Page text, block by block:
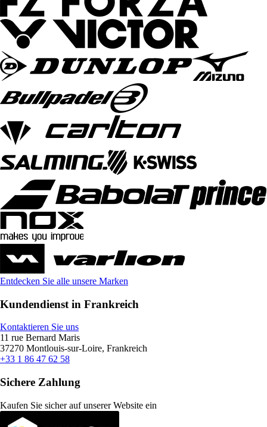
Entdecken Sie alle unsere Marken
Kundendienst in Frankreich
Kontaktieren Sie uns
11 rue Bernard Maris
37270 Montlouis-sur-Loire, Frankreich
+33 1 86 47 62 58
Sichere Zahlung
Kaufen Sie sicher auf unserer Website ein